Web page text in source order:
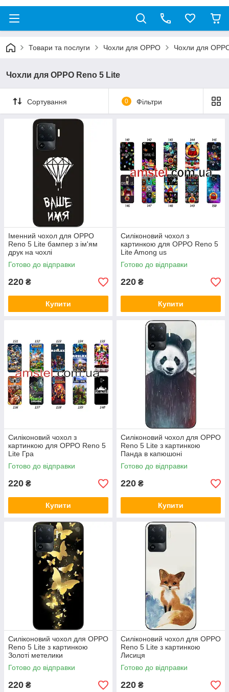
Товари та послуги Чохли для OPPO Чохли для
Чохли для OPPO Reno 5 Lite
Сортування 0 Фільтри
Іменний чохол для OPPO
Reno 5 Lite бампер з ім'ям
друк на чохлі
Готово до відправки
220 ₴
Купити
Силіконовий чохол з
картинкою для OPPO Reno 5
Lite Among us
Готово до відправки
220 ₴
Купити
Силіконовий чохол з
картинкою для OPPO Reno 5
Lite Гра
Готово до відправки
220 ₴
Купити
Силіконовий чохол для OPPO
Reno 5 Lite з картинкою
Панда в капюшоні
Готово до відправки
220 ₴
Купити
Силіконовий чохол для OPPO
Reno 5 Lite з картинкою
Золоті метелики
Готово до відправки
220 ₴
Силіконовий чохол для OPPO
Reno 5 Lite з картинкою
Лисиця
Готово до відправки
220 ₴